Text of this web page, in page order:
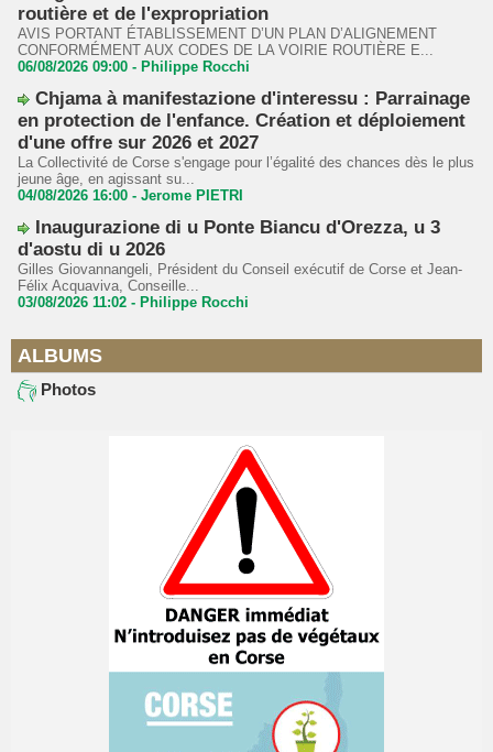
routière et de l'expropriation
AVIS PORTANT ÉTABLISSEMENT D’UN PLAN D’ALIGNEMENT
CONFORMÉMENT AUX CODES DE LA VOIRIE ROUTIÈRE E...
06/08/2026 09:00 - Philippe Rocchi
Chjama à manifestazione d'interessu : Parrainage
en protection de l'enfance. Création et déploiement
d'une offre sur 2026 et 2027
La Collectivité de Corse s'engage pour l’égalité des chances dès le plus
jeune âge, en agissant su...
04/08/2026 16:00 - Jerome PIETRI
Inaugurazione di u Ponte Biancu d'Orezza, u 3
d'aostu di u 2026
Gilles Giovannangeli, Président du Conseil exécutif de Corse et Jean-
Félix Acquaviva, Conseille...
03/08/2026 11:02 - Philippe Rocchi
ALBUMS
Photos